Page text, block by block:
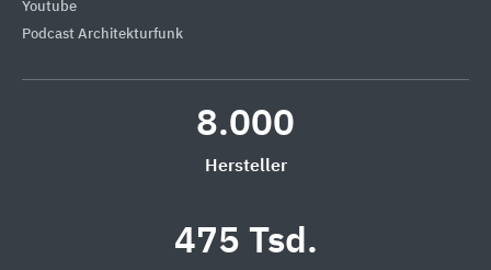
Youtube
Podcast Architekturfunk
8.000
Hersteller
475 Tsd.